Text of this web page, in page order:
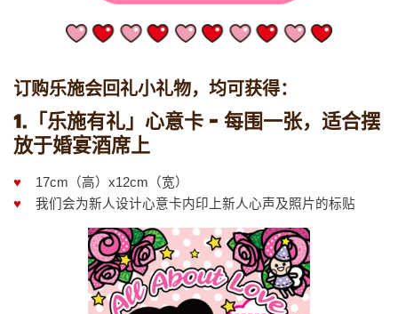
订购乐施会回礼小礼物，均可获得：
1.「乐施有礼」心意卡 - 每围一张，适合摆
放于婚宴酒席上
♥ 17cm（高）x12cm（宽）
♥ 我们会为新人设计心意卡内印上新人心声及照片的标贴